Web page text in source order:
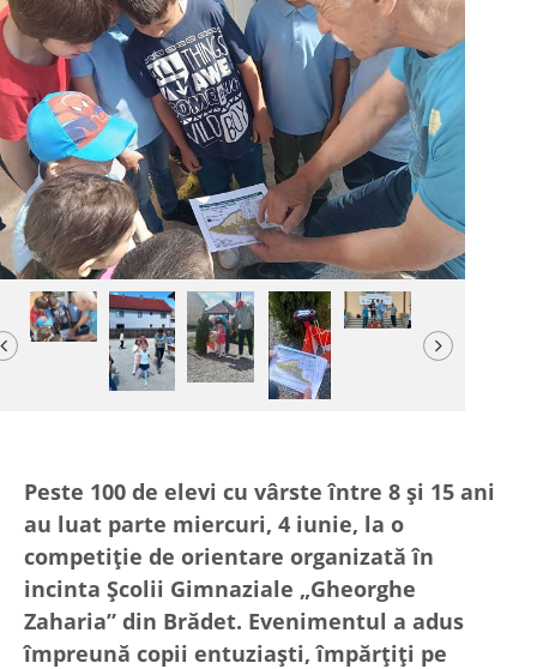
Previous Next
Peste 100 de elevi cu vârste între 8 și 15 ani
au luat parte miercuri, 4 iunie, la o
competiție de orientare organizată în
incinta Școlii Gimnaziale „Gheorghe
Zaharia” din Brădet. Evenimentul a adus
împreună copii entuziaști, împărțiți pe